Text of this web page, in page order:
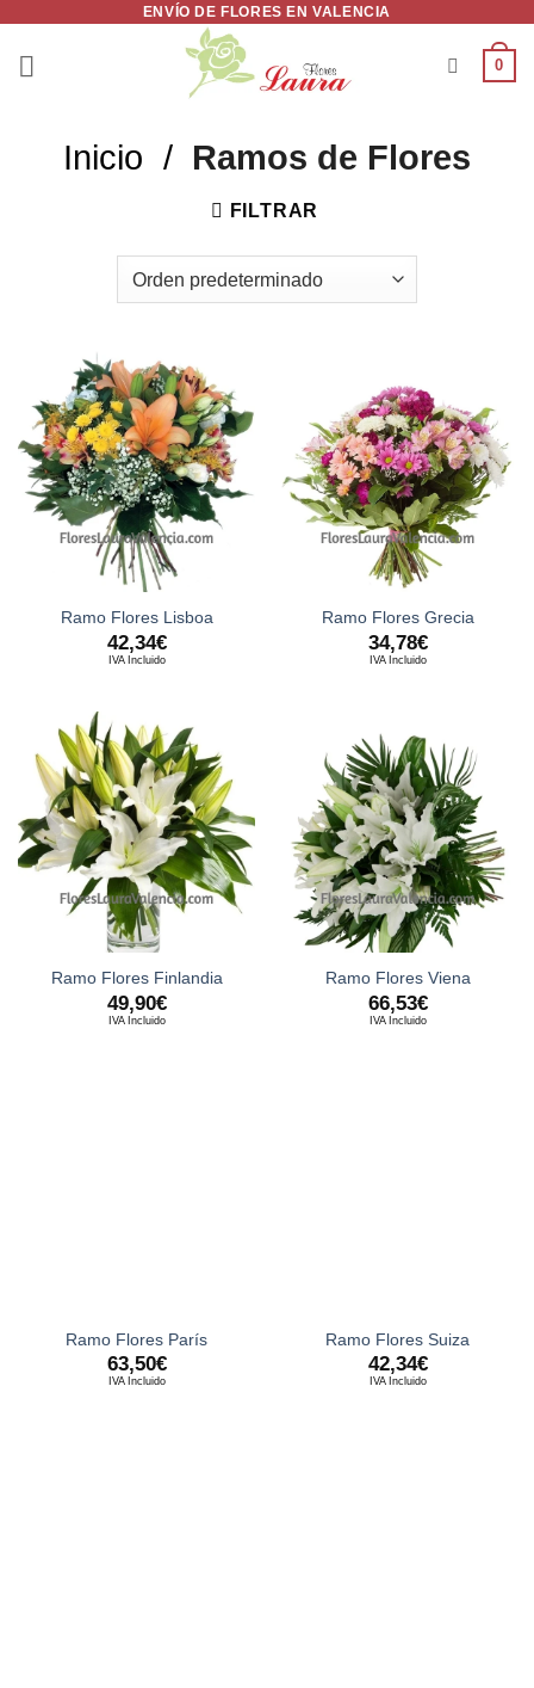
contenido
ENVÍO DE FLORES EN VALENCIA
0
Inicio / Ramos de Flores
FILTRAR
Ramo Flores Lisboa
42,34€
IVA Incluido
Ramo Flores Grecia
34,78€
IVA Incluido
Ramo Flores Finlandia
49,90€
IVA Incluido
Ramo Flores Viena
66,53€
IVA Incluido
Ramo Flores París
63,50€
IVA Incluido
Ramo Flores Suiza
42,34€
IVA Incluido